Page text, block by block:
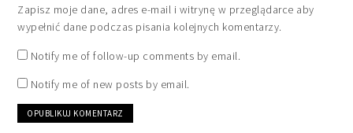
Zapisz moje dane, adres e-mail i witrynę w przeglądarce aby
wypełnić dane podczas pisania kolejnych komentarzy.
Notify me of follow-up comments by email.
Notify me of new posts by email.